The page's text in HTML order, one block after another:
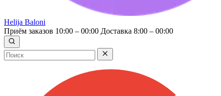
Helija Baloni
Приём заказов 10:00 – 00:00 Доставка 8:00 – 00:00